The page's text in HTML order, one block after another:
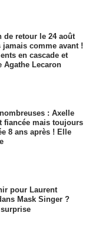
de retour le 24 août
jamais comme avant !
en cascade et
Agathe Lecaron
: Axelle
fiancée mais toujours
8 ans après ! Elle
pour Laurent
Mask Singer ?